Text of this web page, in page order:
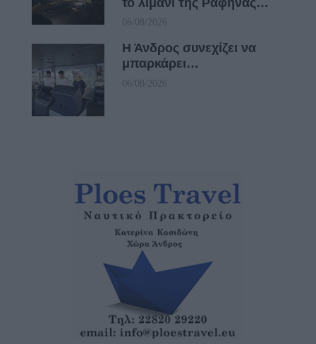
06/08/2026
Η Άνδρος συνεχίζει να
μπαρκάρει…
06/08/2026